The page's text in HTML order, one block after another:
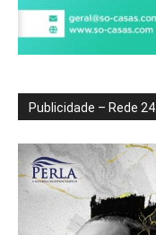
Publicidade – Rede 24